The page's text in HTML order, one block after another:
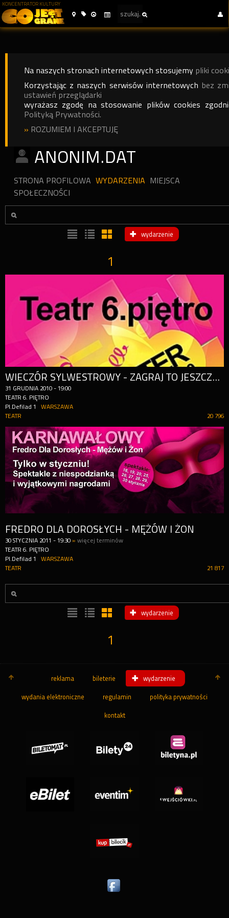
KONCENTRATOR KULTURY
Na naszych stronach internetowych stosujemy pliki
Korzystając z naszych serwisów internetowych bez
ustawień przeglądarki
wyrażasz zgodę na stosowanie plików cookies
Polityką Prywatności.
» ROZUMIEM I AKCEPTUJĘ
ANONIM.DAT
STRONA PROFILOWA WYDARZENIA MIEJSCA
SPOŁECZNOŚCI
wydarzenie
1
WIECZÓR SYLWESTROWY - ZAGRAJ TO JESZCZE RAZ, SAM
31 GRUDNIA 2010 -19:00
TEATR 6. PIĘTRO
Pl.Defilad 1
WARSZAWA
20 796
TEATR
FREDRO DLA DOROSŁYCH - MĘŻÓW I ŻON
30 STYCZNIA 2011 -19:30 »więcej terminów
TEATR 6. PIĘTRO
Pl.Defilad 1
WARSZAWA
21 817
TEATR
wydarzenie
1
reklama bileterie wydarzenie
wydania elektroniczne regulamin polityka prywatności
kontakt